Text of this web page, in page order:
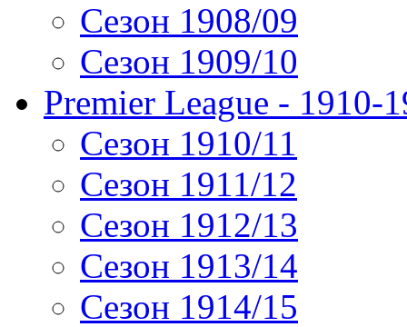
Сезон 1908/09
Сезон 1909/10
Premier League - 1910-
Сезон 1910/11
Сезон 1911/12
Сезон 1912/13
Сезон 1913/14
Сезон 1914/15